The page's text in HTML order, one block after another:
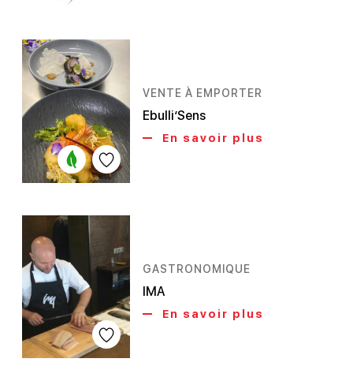
VENTE À EMPORTER
Ebulli’Sens
En savoir plus
GASTRONOMIQUE
IMA
En savoir plus